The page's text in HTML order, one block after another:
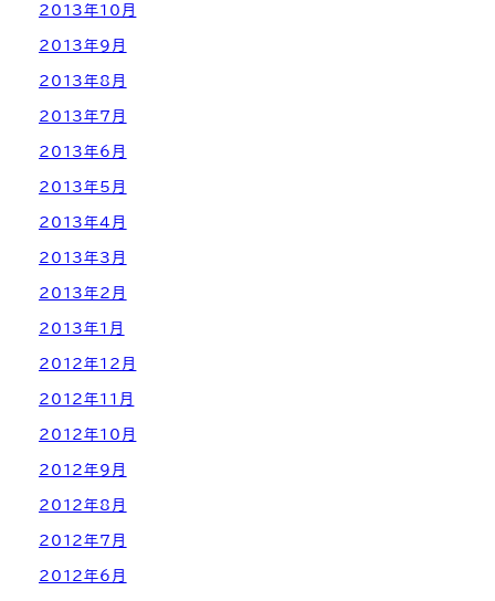
2013年10月
2013年9月
2013年8月
2013年7月
2013年6月
2013年5月
2013年4月
2013年3月
2013年2月
2013年1月
2012年12月
2012年11月
2012年10月
2012年9月
2012年8月
2012年7月
2012年6月